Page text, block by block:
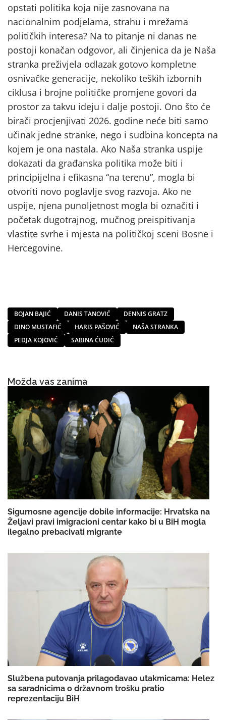
opstati politika koja nije zasnovana na
nacionalnim podjelama, strahu i mrežama
političkih interesa? Na to pitanje ni danas ne
postoji konačan odgovor, ali činjenica da je Naša
stranka preživjela odlazak gotovo kompletne
osnivačke generacije, nekoliko teških izbornih
ciklusa i brojne političke promjene govori da
prostor za takvu ideju i dalje postoji. Ono što će
birači procjenjivati 2026. godine neće biti samo
učinak jedne stranke, nego i sudbina koncepta na
kojem je ona nastala. Ako Naša stranka uspije
dokazati da građanska politika može biti i
principijelna i efikasna “na terenu”, mogla bi
otvoriti novo poglavlje svog razvoja. Ako ne
uspije, njena punoljetnost mogla bi označiti i
početak dugotrajnog, mučnog preispitivanja
vlastite svrhe i mjesta na političkoj sceni Bosne i
Hercegovine.
BOJAN BAJIĆ DANIS TANOVIĆ
DENNIS GRATZ
DINO MUSTAFIĆ
HARIS PAŠOVIĆ
NAŠA STRANKA
PEDJA KOJOVIĆ
SABINA ĆUDIĆ
Možda vas zanima
Sigurnosne agencije dobile informacije: Hrvatska na
Željavi pravi imigracioni centar kako bi u BiH mogla
ilegalno prebacivati migrante
Službena putovanja prilagođavao utakmicama: Helez
sa saradnicima o državnom trošku pratio
reprezentaciju BiH